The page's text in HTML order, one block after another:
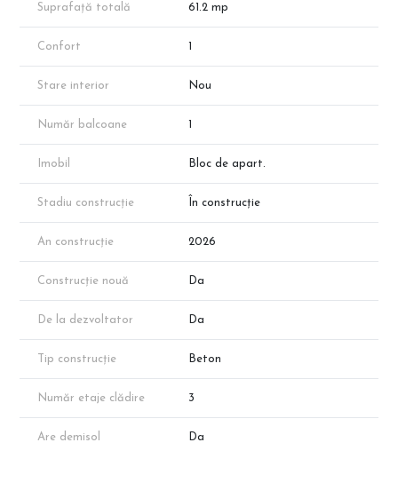
❗ Fără comision – direct de la dezvoltator
📞 Pentru detalii și programare vizionare, contactează
reprezentantul dezvoltatorului.
Suprafață totală 61.2 mp
Confort 1
Stare interior Nou
Număr balcoane 1
Imobil Bloc de apart.
Stadiu construcție În construcție
An construcție 2026
Construcție nouă Da
De la dezvoltator Da
Tip construcție Beton
Număr etaje clădire 3
Are demisol Da